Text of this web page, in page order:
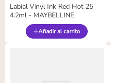
Labial Vinyl Ink Red Hot 25
4.2ml - MAYBELLINE
Añadir al carrito